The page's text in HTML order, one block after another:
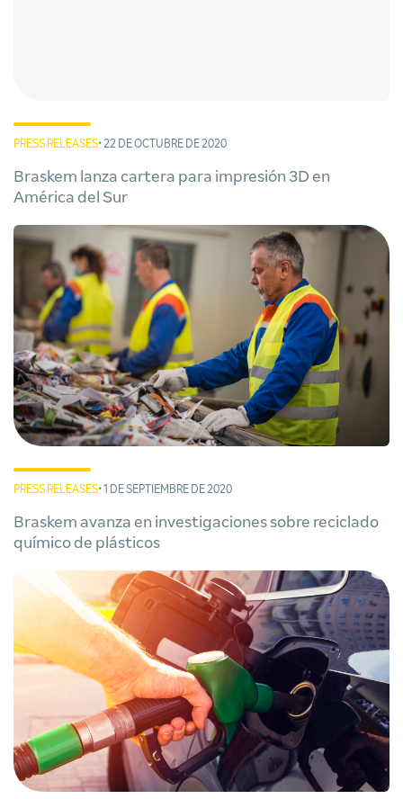
PRESS RELEASES• 22 DE OCTUBRE DE 2020
Braskem lanza cartera para impresión 3D en
América del Sur
PRESS RELEASES• 1 DE SEPTIEMBRE DE 2020
Braskem avanza en investigaciones sobre reciclado
químico de plásticos